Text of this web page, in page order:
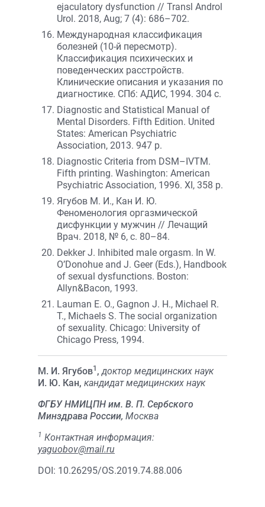
ejaculatory dysfunction // Transl Androl
Urol. 2018, Aug; 7 (4): 686–702.
Международная классификация
болезней (10-й пересмотр).
Классификация психических и
поведенческих расстройств.
Клинические описания и указания по
диагностике. СПб: АДИС, 1994. 304 с.
Diagnostic and Statistical Manual of
Mental Disorders. Fifth Edition. United
States: American Psychiatric
Association, 2013. 947 p.
Diagnostic Criteria from DSM–IVTM.
Fifth printing. Washington: American
Psychiatric Association, 1996. XI, 358 p.
Ягубов М. И., Кан И. Ю.
Феноменология оргазмической
дисфункции у мужчин // Лечащий
Врач. 2018, № 6, с. 80–84.
Dekker J. Inhibited male orgasm. In W.
O’Donohue and J. Geer (Eds.), Handbook
of sexual dysfunctions. Boston:
Allyn&Bacon, 1993.
Lauman E. O., Gagnon J. H., Michael R.
T., Michaels S. The social organization
of sexuality. Chicago: University of
Chicago Press, 1994.
М. И. Ягубов1 ,доктор медицинских наук
И. Ю. Кан, кандидат медицинских наук
ФГБУ НМИЦПН им. В. П. Сербского
Минздрава России, Москва
1 Контактная информация:
yaguobov@mail.ru
DOI: 10.26295/OS.2019.74.88.006